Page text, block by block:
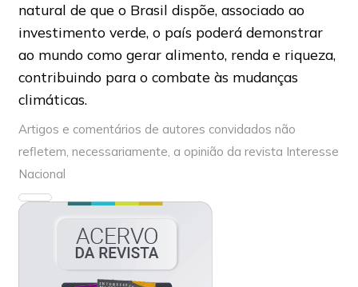
natural de que o Brasil dispõe, associado ao
investimento verde, o país poderá demonstrar
ao mundo como gerar alimento, renda e riqueza,
contribuindo para o combate às mudanças
climáticas.
Artigos e comentários de autores convidados não
refletem, necessariamente, a opinião da revista Interesse
Nacional